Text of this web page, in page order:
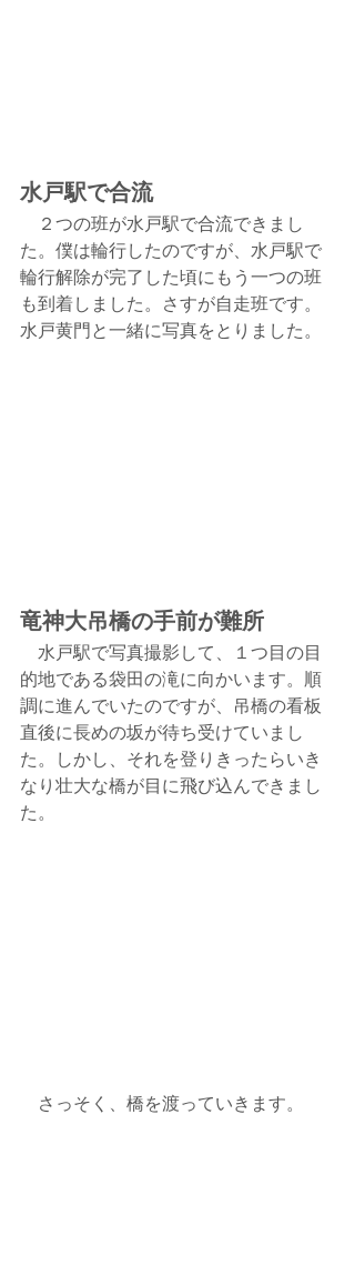
水戸駅で合流
２つの班が水戸駅で合流できまし
た。僕は輪行したのですが、水戸駅で
輪行解除が完了した頃にもう一つの班
も到着しました。さすが自走班です。
水戸黄門と一緒に写真をとりました。
竜神大吊橋の手前が難所
水戸駅で写真撮影して、１つ目の目
的地である袋田の滝に向かいます。順
調に進んでいたのですが、吊橋の看板
直後に長めの坂が待ち受けていまし
た。しかし、それを登りきったらいき
なり壮大な橋が目に飛び込んできまし
た。
さっそく、橋を渡っていきます。